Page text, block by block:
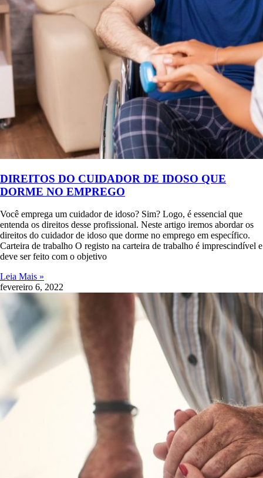
DIREITOS DO CUIDADOR DE IDOSO QUE
DORME NO EMPREGO
Você emprega um cuidador de idoso? Sim? Logo, é essencial que
entenda os direitos desse profissional. Neste artigo iremos abordar os
direitos do cuidador de idoso que dorme no emprego em específico.
Carteira de trabalho O registo na carteira de trabalho é imprescindível e
deve ser feito com o objetivo
Leia Mais »
fevereiro 6, 2022